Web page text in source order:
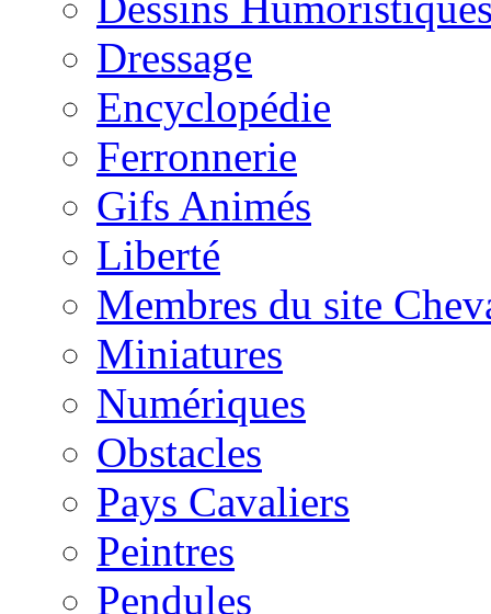
Dressage
Encyclopédie
Ferronnerie
Gifs Animés
Liberté
Membres du site
Miniatures
Numériques
Obstacles
Pays Cavaliers
Peintres
Pendules